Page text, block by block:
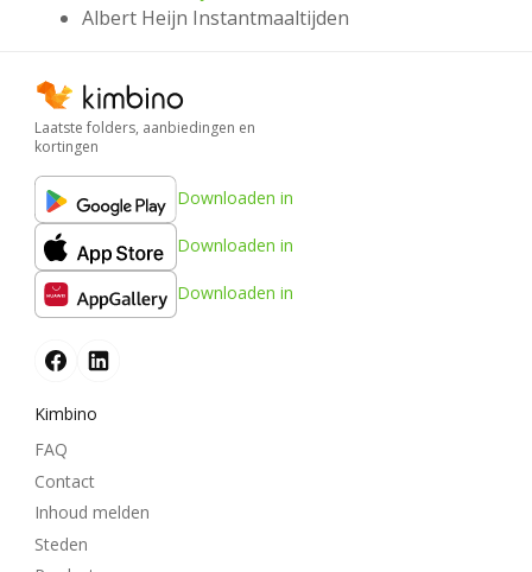
Albert Heijn Instantmaaltijden
Laatste folders, aanbiedingen en
kortingen
Downloaden in
Downloaden in
Downloaden in
Kimbino
FAQ
Contact
Inhoud melden
Steden